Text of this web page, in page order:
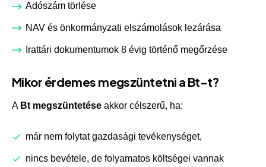
Adószám törlése
NAV és önkormányzati elszámolások lezárása
Irattári dokumentumok 8 évig történő megőrzése
Mikor érdemes megszüntetni a Bt-t?
A Bt megszüntetése akkor célszerű, ha:
már nem folytat gazdasági tevékenységet,
nincs bevétele, de folyamatos költségei vannak